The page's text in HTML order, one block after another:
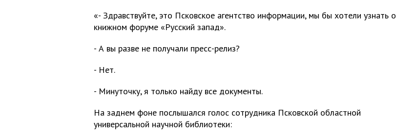
«- Здравствуйте, это Псковское агентство информации, мы бы хотели узнать о
книжном форуме «Русский запад».
- А вы разве не получали пресс-релиз?
- Нет.
- Минуточку, я только найду все документы.
На заднем фоне послышался голос сотрудника Псковской областной
универсальной научной библиотеки: